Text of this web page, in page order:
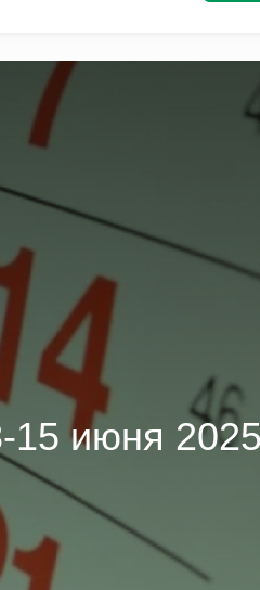
15 июня